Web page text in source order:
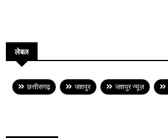
लेबल
छत्तीसगढ़ जशपुर जशपुर न्यूज़